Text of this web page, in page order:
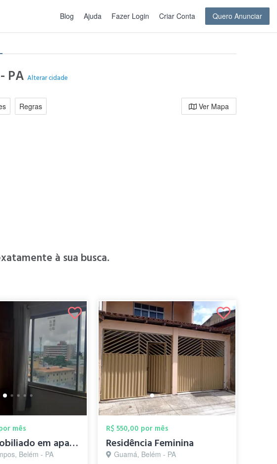
Blog Ajuda Fazer Login Criar Conta Quero Anunciar
PAAlterar cidade
Regras Ver Mapa
à sua busca.
mês
Quarto mobiliado em apartamento próximo ...
Belém - PA
R$ 550,00 por mês
Residência Feminina
Guamá, Belém - PA